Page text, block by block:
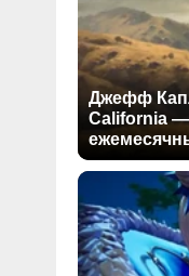
Джефф
California